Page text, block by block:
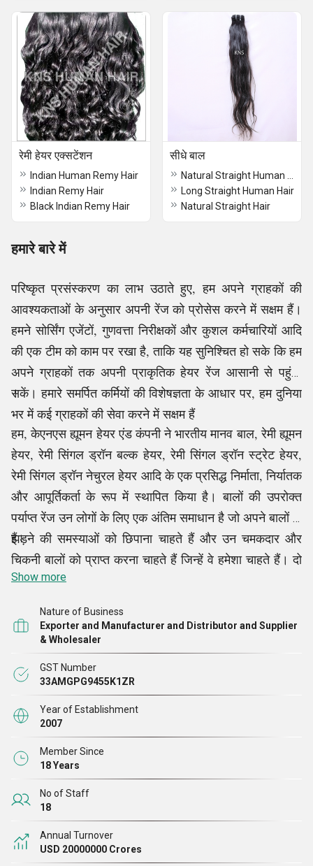
रेमी हेयर एक्सटेंशन
Indian Human Remy Hair
Indian Remy Hair
Black Indian Remy Hair
सीधे बाल
Long Straight Human Hair
Natural Straight Hair
हमारे बारे में
परिष्कृत प्रसंस्करण का लाभ उठाते हुए, हम अपने ग्राहकों की
आवश्यकताओं के अनुसार अपनी रेंज को प्रोसेस करने में सक्षम हैं।
हमने सोर्सिंग एजेंटों, गुणवत्ता निरीक्षकों और कुशल कर्मचारियों आदि
की एक टीम को काम पर रखा है, ताकि यह सुनिश्चित हो सके कि हम
अपने ग्राहकों तक अपनी प्राकृतिक हेयर रेंज आसानी से पहुंचा
सकें। हमारे समर्पित कर्मियों की विशेषज्ञता के आधार पर, हम दुनिया
भर में कई ग्राहकों की सेवा करने में सक्षम हैं
।
हम, केएनएस ह्यूमन हेयर एंड कंपनी ने भारतीय मानव बाल, रेमी ह्यूमन
हेयर, रेमी सिंगल ड्रॉन बल्क हेयर, रेमी सिंगल ड्रॉन स्ट्रेट हेयर,
रेमी सिंगल ड्रॉन नेचुरल हेयर आदि के एक प्रसिद्ध निर्माता, निर्यातक
और आपूर्तिकर्ता के रूप में स्थापित किया है। बालों की उपरोक्त
पर्याप्त रेंज उन लोगों के लिए एक अंतिम समाधान है जो अपने बालों के
झड़ने की समस्याओं को छिपाना चाहते हैं और उन चमकदार और
चिकनी बालों को प्राप्त करना चाहते हैं जिन्हें वे हमेशा चाहते हैं। दो
दशकों से अधिक समय से विग उद्योग की सेवा करते हुए, हमें
में देखा जाता है। हर कंपनी की सफलता के पीछे एक लीडर होता है
जो सफलता की दिशा में कंपनी का नेतृत्व करता है और हमारी
तमिलनाडु, भारत की उत्पत्ति वाली कंपनी में, हमारे मेंटर, श्री एन.
गोविंदरंजन रीढ़ हैं। उन्हीं की वजह से हम वैश्विक बाजारों में अपनी
जगह बना कर सफलता की ऊंचाइयों को छू पाए
हैं।
Show more
Nature of Business
Exporter and Manufacturer and Distributor and Supplier
& Wholesaler
GST Number
33AMGPG9455K1ZR
Year of Establishment
2007
Member Since
18 Years
No of Staff
18
Annual Turnover
USD 20000000 Crores